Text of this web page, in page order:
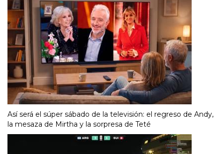
Así será el súper sábado de la televisión: el regreso de Andy,
la mesaza de Mirtha y la sorpresa de Teté